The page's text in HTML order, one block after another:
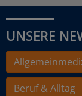
UNSERE
Beruf & Alltag